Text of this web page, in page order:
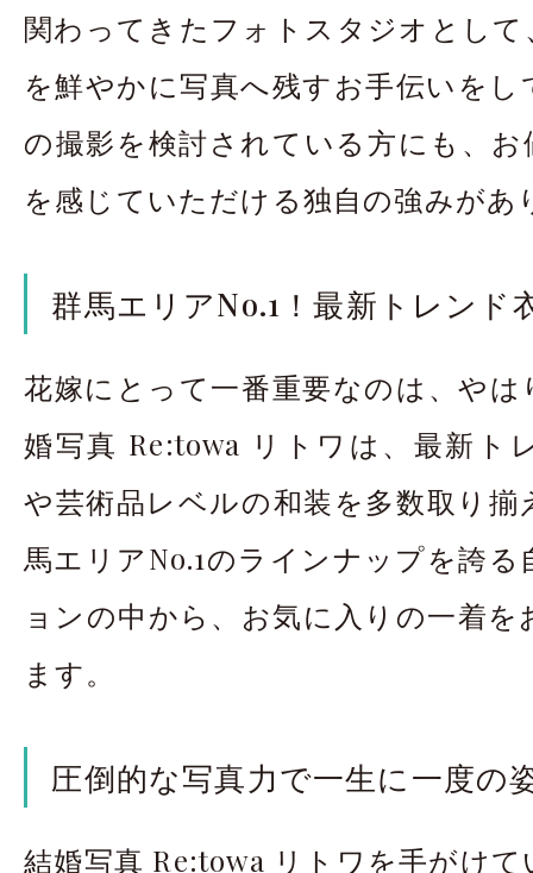
関わってきたフォトスタジオとして
を鮮やかに写真へ残すお手伝いをし
の撮影を検討されている方にも、お
を感じていただける独自の強みがあ
群馬エリアNo.1！最新トレンド
花嫁にとって一番重要なのは、やは
婚写真 Re:towa リトワは、最新ト
や芸術品レベルの和装を多数取り揃
馬エリアNo.1のラインナップを誇
ョンの中から、お気に入りの一着
ます。
圧倒的な写真力で一生に一度の
結婚写真 Re:towa リトワを手がけ